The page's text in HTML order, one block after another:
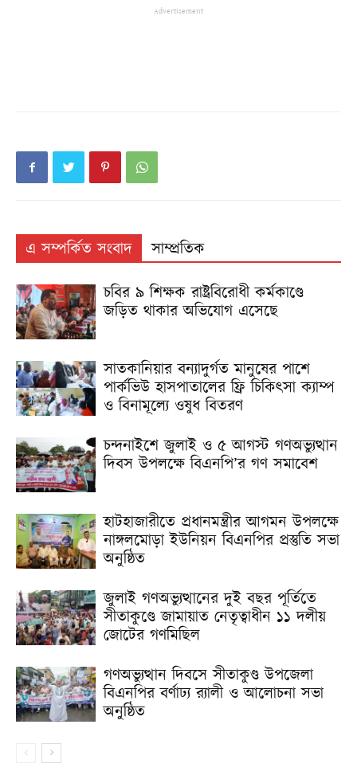
Advertisement
এ সম্পর্কিত সংবাদ
সাম্প্রতিক
চবির ৯ শিক্ষক রাষ্ট্রবিরোধী কর্মকাণ্ডে
জড়িত থাকার অভিযোগ এসেছে
সাতকানিয়ার বন্যাদুর্গত মানুষের পাশে
পার্কভিউ হাসপাতালের ফ্রি চিকিৎসা ক্যাম্প
ও বিনামূল্যে ওষুধ বিতরণ
চন্দনাইশে জুলাই ও ৫ আগস্ট গণঅভ্যুত্থান
দিবস উপলক্ষে বিএনপি’র গণ সমাবেশ
হাটহাজারীতে প্রধানমন্ত্রীর আগমন উপলক্ষে
নাঙ্গলমোড়া ইউনিয়ন বিএনপির প্রস্তুতি সভা
অনুষ্ঠিত
জুলাই গণঅভ্যুত্থানের দুই বছর পূর্তিতে
সীতাকুণ্ডে জামায়াত নেতৃত্বাধীন ১১ দলীয়
জোটের গণমিছিল
গণঅভ্যুত্থান দিবসে সীতাকুণ্ড উপজেলা
বিএনপির বর্ণাঢ্য র‍্যালী ও আলোচনা সভা
অনুষ্ঠিত